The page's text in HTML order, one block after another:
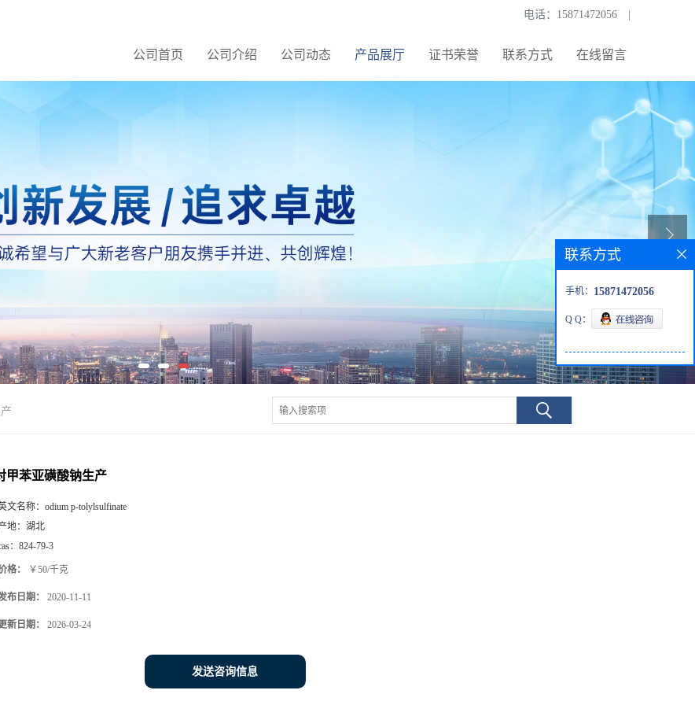
电话： 15871472056
公司首页 公司介绍 公司动态 产品展厅 证书荣誉 联系方式 在线留言
甲苯亚磺酸钠生产
文名称： odium p-tolylsulfinate
地： 湖北
： 824-79-3
格： ￥50/千克
布日期： 2020-11-11
新日期： 2026-03-24
发送咨询信息
联系方式
手机： 15871472056
Q Q：